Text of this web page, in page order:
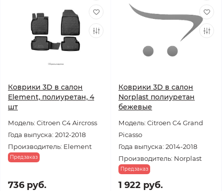
Коврики 3D в салон
Element, полиуретан, 4
шт
Модель: Citroen C4 Aircross
Года выпуска: 2012-2018
Производитель: Element
Предзаказ
736 руб.
Коврики 3D в салон
Norplast полиуретан
бежевые
Модель: Citroen C4 Grand
Picasso
Года выпуска: 2014-2018
Производитель: Norplast
Предзаказ
1 922 руб.